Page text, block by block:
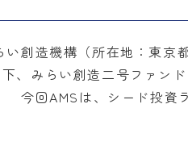
創造機構（所在地：東京
、みらい創造二号ファン
今回AMSは、シード投資